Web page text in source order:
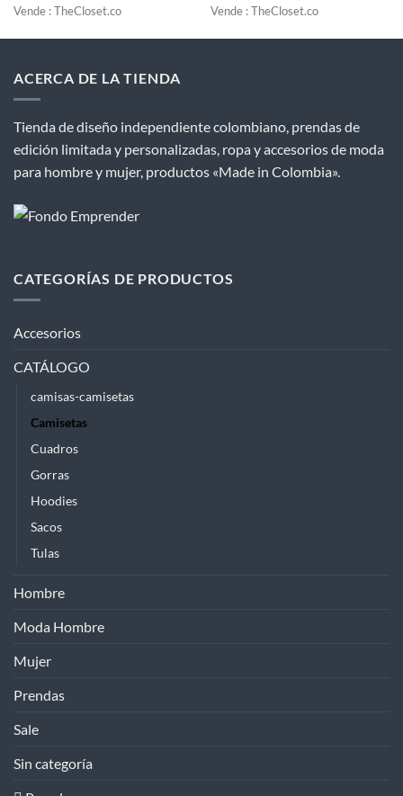
era:
Vende : TheCloset.co
era:
Vende : TheCloset.co
ACERCA DE LA TIENDA
Tienda de diseño independiente colombiano, prendas de
edición limitada y personalizadas, ropa y accesorios de moda
para hombre y mujer, productos «Made in Colombia».
CATEGORÍAS DE PRODUCTOS
Accesorios
CATÁLOGO
camisas-camisetas
Camisetas
Cuadros
Gorras
Hoodies
Sacos
Tulas
Hombre
Moda Hombre
Mujer
Prendas
Sale
Sin categoría